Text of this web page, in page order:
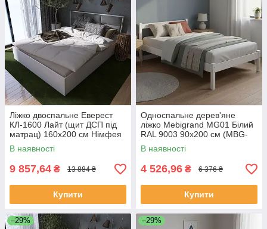
Ліжко двоспальне Еверест
КЛ-1600 Лайт (щит ДСП під
матрац) 160х200 см Німфея
Альба (DTM-4658)
В наявності
9 857,64 ₴ 13 884 ₴
Купити
Односпальне дерев'яне
ліжко Mebigrand MG01 Білий
RAL 9003 90х200 см (MBG-
21877)
В наявності
4 526,96 ₴ 6 376 ₴
Купити
–29% –29%